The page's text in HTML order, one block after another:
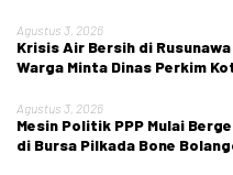
Agustus 3, 2026
Krisis Air Bersih di
Warga Minta Dinas Perkim
Agustus 3, 2026
Mesin Politik PPP Mulai
di Bursa Pilkada Bone